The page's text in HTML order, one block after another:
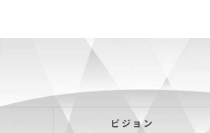
ビジョン